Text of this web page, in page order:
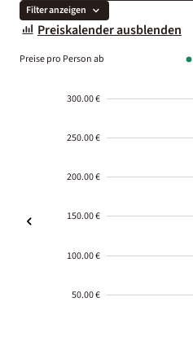
Filter anzeigen
Preiskalender ausblenden
Preise pro Person ab
300.00 €
250.00 €
200.00 €
150.00 €
100.00 €
50.00 €